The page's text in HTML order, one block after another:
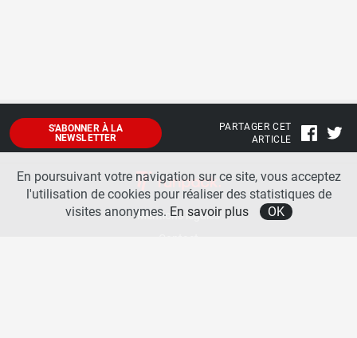
S'ABONNER À LA
NEWSLETTER
PARTAGER CET
ARTICLE
Mentions légales
En poursuivant votre navigation sur ce site, vous acceptez
l'utilisation de cookies pour réaliser des statistiques de
visites anonymes. En savoir plus OK